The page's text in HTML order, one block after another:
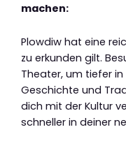
machen:
Plowdiw hat eine
zu erkunden gilt.
Theater, um tiefer
Geschichte und
dich mit der Kultur
schneller in deiner